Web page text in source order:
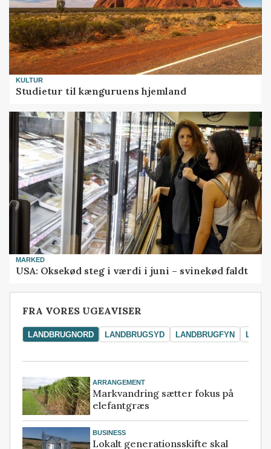
KULTUR
Studietur til kænguruens hjemland
MARKED
USA: Oksekød steg i værdi i juni – svinekød faldt
FRA VORES UGEAVISER
LANDBRUGNORD LANDBRUGSYD LANDBRUGFYN
ARRANGEMENT
Markvandring sætter fokus på
elefantgræs
BUSINESS
Lokalt generationsskifte skal